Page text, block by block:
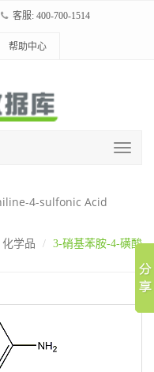
客服: 400-700-1514
帮助中心
4-sulfonic Acid
化学品 3-硝基苯胺-4-磺酸